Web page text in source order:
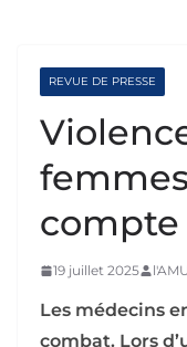
REVUE DE PRESSE
femmes
compte
19 juillet 2025
Les médecins
combat. Lors